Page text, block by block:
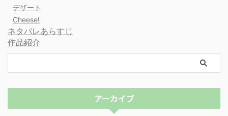
デザート
Cheese!
ネタバレあらすじ
作品紹介
アーカイブ